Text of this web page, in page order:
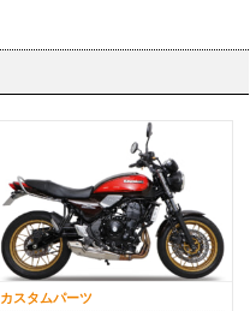
カスタムパーツ